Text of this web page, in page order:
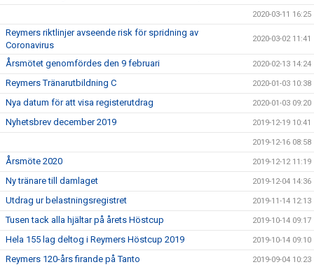
2020-03-11 16:25
Reymers riktlinjer avseende risk för spridning av
Coronavirus
2020-03-02 11:41
Årsmötet genomfördes den 9 februari 2020-02-13 14:24
Reymers Tränarutbildning C 2020-01-03 10:38
Nya datum för att visa registerutdrag 2020-01-03 09:20
Nyhetsbrev december 2019 2019-12-19 10:41
2019-12-16 08:58
Årsmöte 2020 2019-12-12 11:19
Ny tränare till damlaget 2019-12-04 14:36
Utdrag ur belastningsregistret 2019-11-14 12:13
Tusen tack alla hjältar på årets Höstcup 2019-10-14 09:17
Hela 155 lag deltog i Reymers Höstcup 2019 2019-10-14 09:10
Reymers 120-års firande på Tanto 2019-09-04 10:23